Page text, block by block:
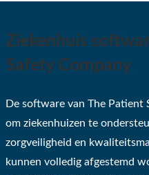
Ziekenhuis
Safety Company
De software van The
om ziekenhuizen te
zorgveiligheid en
kunnen volledig afgestemd